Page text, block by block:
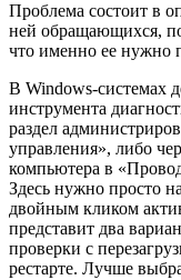
Проблема состоит в
ней обращающихся,
что именно ее нужно
В Windows-системах
инструмента
раздел
управления», либо
компьютера в
Здесь нужно просто
двойным кликом
представит два
проверки с
рестарте. Лучше